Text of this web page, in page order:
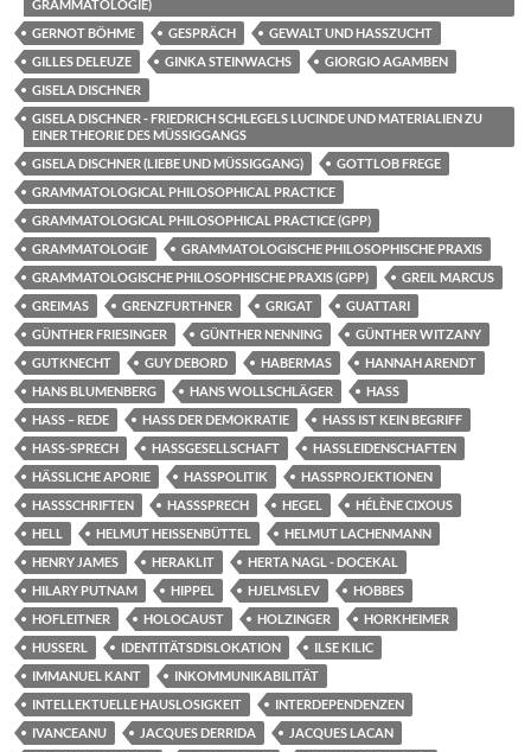
GRAMMATOLOGIE)
GERNOT BÖHME
GESPRÄCH
GEWALT UND HASSZUCHT
GILLES DELEUZE
GINKA STEINWACHS
GIORGIO AGAMBEN
GISELA DISCHNER
GISELA DISCHNER - FRIEDRICH SCHLEGELS LUCINDE UND MATERIALIEN ZU
EINER THEORIE DES MÜSSIGGANGS
GISELA DISCHNER (LIEBE UND MÜSSIGGANG)
GOTTLOB FREGE
GRAMMATOLOGICAL PHILOSOPHICAL PRACTICE
GRAMMATOLOGICAL PHILOSOPHICAL PRACTICE (GPP)
GRAMMATOLOGIE
GRAMMATOLOGISCHE PHILOSOPHISCHE PRAXIS
GRAMMATOLOGISCHE PHILOSOPHISCHE PRAXIS (GPP)
GREIL MARCUS
GREIMAS
GRENZFURTHNER GRIGAT
GUATTARI
GÜNTHER FRIESINGER
GÜNTHER NENNING
GÜNTHER WITZANY
GUTKNECHT
GUY DEBORD HABERMAS
HANNAH ARENDT
HANS BLUMENBERG
HANS WOLLSCHLÄGER
HASS
HASS – REDE
HASS DER DEMOKRATIE
HASS IST KEIN BEGRIFF
HASS-SPRECH
HASSGESELLSCHAFT
HASSLEIDENSCHAFTEN
HÄSSLICHE APORIE
HASSPOLITIK
HASSPROJEKTIONEN
HASSSCHRIFTEN
HASSSPRECH HEGEL
HÉLÈNE CIXOUS
HELL
HELMUT HEISSENBÜTTEL
HELMUT LACHENMANN
HENRY JAMES
HERAKLIT
HERTA NAGL - DOCEKAL
HILARY PUTNAM
HIPPEL HJELMSLEV
HOBBES
HOFLEITNER
HOLOCAUST HOLZINGER
HORKHEIMER
HUSSERL
IDENTITÄTSDISLOKATION
ILSE KILIC
IMMANUEL KANT
INKOMMUNIKABILITÄT
INTELLEKTUELLE HAUSLOSIGKEIT
INTERDEPENDENZEN
IVANCEANU
JACQUES DERRIDA
JACQUES LACAN